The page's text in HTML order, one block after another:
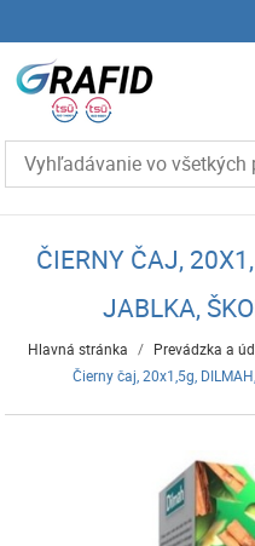
ČIERNY ČAJ,
JABLKA,
Hlavná stránka / Prevádzka a
Čierny čaj, 20x1,5g,